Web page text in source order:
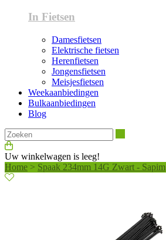
In Fietsen
Damesfietsen
Elektrische fietsen
Herenfietsen
Jongensfietsen
Meisjesfietsen
Weekaanbiedingen
Bulkaanbiedingen
Blog
Uw winkelwagen is leeg!
Home > Spaak 234mm 14G Zwart - Sapim